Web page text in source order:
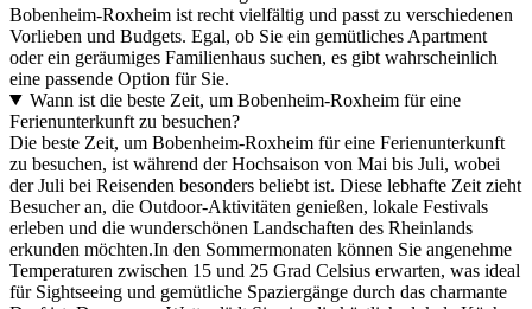
Bobenheim-Roxheim ist recht vielfältig und passt zu verschiedenen
Vorlieben und Budgets. Egal, ob Sie ein gemütliches Apartment
oder ein geräumiges Familienhaus suchen, es gibt wahrscheinlich
eine passende Option für Sie.
Wann ist die beste Zeit, um Bobenheim-Roxheim für eine
Ferienunterkunft zu besuchen?
Die beste Zeit, um Bobenheim-Roxheim für eine Ferienunterkunft
zu besuchen, ist während der Hochsaison von Mai bis Juli, wobei
der Juli bei Reisenden besonders beliebt ist. Diese lebhafte Zeit zieht
Besucher an, die Outdoor-Aktivitäten genießen, lokale Festivals
erleben und die wunderschönen Landschaften des Rheinlands
erkunden möchten.In den Sommermonaten können Sie angenehme
Temperaturen zwischen 15 und 25 Grad Celsius erwarten, was ideal
für Sightseeing und gemütliche Spaziergänge durch das charmante